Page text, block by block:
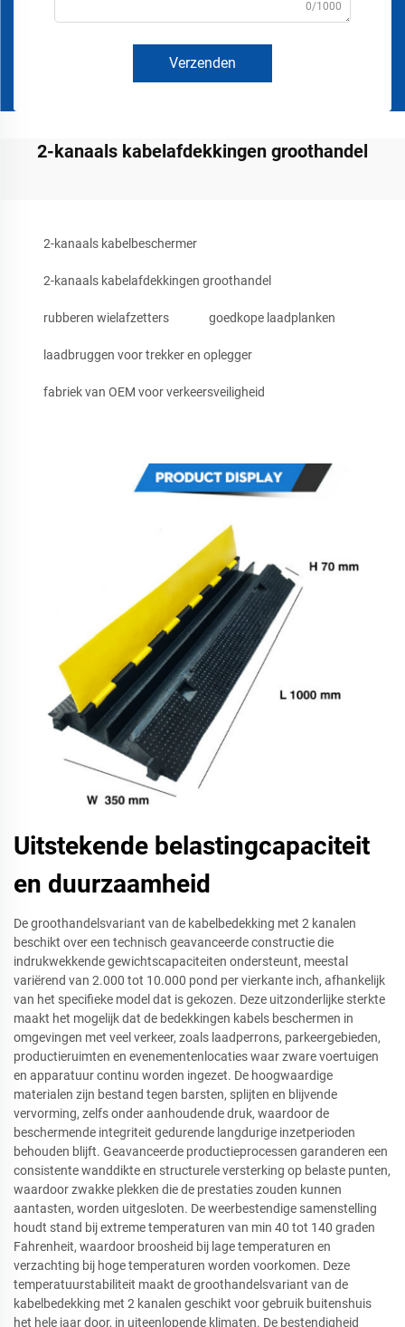
0/1000
Verzenden
2-kanaals kabelafdekkingen groothandel
2-kanaals kabelbeschermer
2-kanaals kabelafdekkingen groothandel
rubberen wielafzetters goedkope laadplanken
laadbruggen voor trekker en oplegger
fabriek van OEM voor verkeersveiligheid
Uitstekende belastingcapaciteit
en duurzaamheid
De groothandelsvariant van de kabelbedekking met 2 kanalen
beschikt over een technisch geavanceerde constructie die
indrukwekkende gewichtscapaciteiten ondersteunt, meestal
variërend van 2.000 tot 10.000 pond per vierkante inch, afhankelijk
van het specifieke model dat is gekozen. Deze uitzonderlijke sterkte
maakt het mogelijk dat de bedekkingen kabels beschermen in
omgevingen met veel verkeer, zoals laadperrons, parkeergebieden,
productieruimten en evenementenlocaties waar zware voertuigen
en apparatuur continu worden ingezet. De hoogwaardige
materialen zijn bestand tegen barsten, splijten en blijvende
vervorming, zelfs onder aanhoudende druk, waardoor de
beschermende integriteit gedurende langdurige inzetperioden
behouden blijft. Geavanceerde productieprocessen garanderen een
consistente wanddikte en structurele versterking op belaste punten,
waardoor zwakke plekken die de prestaties zouden kunnen
aantasten, worden uitgesloten. De weerbestendige samenstelling
houdt stand bij extreme temperaturen van min 40 tot 140 graden
Fahrenheit, waardoor broosheid bij lage temperaturen en
verzachting bij hoge temperaturen worden voorkomen. Deze
temperatuurstabiliteit maakt de groothandelsvariant van de
kabelbedekking met 2 kanalen geschikt voor gebruik buitenshuis
het hele jaar door, in uiteenlopende klimaten. De bestendigheid